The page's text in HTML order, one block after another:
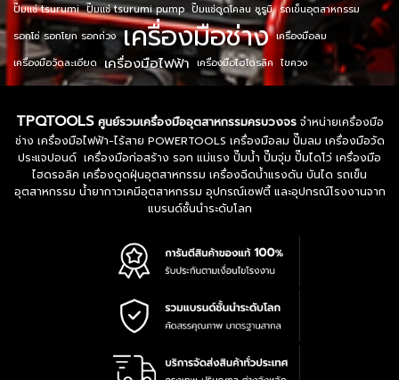
ปั๊มแช่ tsurumi ปั๊มแช่ tsurumi pump ปั๊มแช่ดูดโคลน ซูรูมิ รถเข็นอุตสาหกรรม
รอกโซ่ รอกโยก รอกถ่วง เครื่องมือช่าง เครื่องมือลม
เครื่องมือวัดละเอียด เครื่องมือไฟฟ้า เครื่องมือไฮโดรลิค ไขควง
TPQTOOLS ศูนย์รวมเครื่องมืออุตสาหกรรมครบวงจรจำหน่ายเครื่องมือ
ช่าง เครื่องมือไฟฟ้า-ไร้สาย POWERTOOLS เครื่องมือลม ปั๊มลม เครื่องมือวัด
ประแจปอนด์ เครื่องมือก่อสร้าง รอก แม่แรง ปั๊มน้ำ ปั๊มจุ่ม ปั๊มไดโว่ เครื่องมือ
ไฮดรอลิค เครื่องดูดฝุ่นอุตสาหกรรม เครื่องฉีดน้ำแรงดัน บันได รถเข็น
อุตสาหกรรม น้ำยากาวเคมีอุตสาหกรรม อุปกรณ์เซฟตี้ และอุปกรณ์โรงงานจาก
แบรนด์ชั้นนำระดับโลก